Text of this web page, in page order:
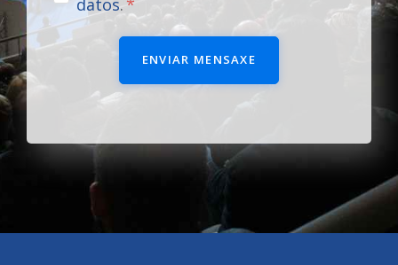
ENVIAR MENSAXE